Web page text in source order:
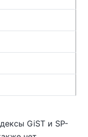
GiST и SP-